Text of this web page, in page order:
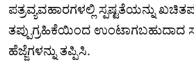
ಪತ್ರವ್ಯವಹಾರಗಳಲ್ಲಿ ಸ್ಪಷ್ಟತೆಯನ್ನು
ತಪ್ಪುಗ್ರಹಿಕೆಯಿಂದ ಉಂಟಾಗಬಹುದಾದ
ಹೆಜ್ಜೆಗಳನ್ನು ತಪ್ಪಿಸಿ.